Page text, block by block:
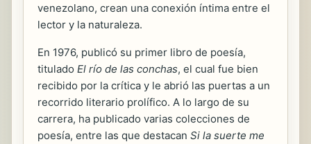
venezolano, crean una conexión íntima entre el
lector y la naturaleza.
En 1976, publicó su primer libro de poesía,
titulado El río de las conchas, el cual fue bien
recibido por la crítica y le abrió las puertas a un
recorrido literario prolífico. A lo largo de su
carrera, ha publicado varias colecciones de
poesía, entre las que destacan Si la suerte me